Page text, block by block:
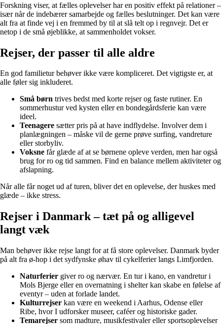
Forskning viser, at fælles oplevelser har en positiv effekt på relationer –
især når de indebærer samarbejde og fælles beslutninger. Det kan være
alt fra at finde vej i en fremmed by til at slå telt op i regnvejr. Det er
netop i de små øjeblikke, at sammenholdet vokser.
Rejser, der passer til alle aldre
En god familietur behøver ikke være kompliceret. Det vigtigste er, at
alle føler sig inkluderet.
Små børn trives bedst med korte rejser og faste rutiner. En
sommerhustur ved kysten eller en bondegårdsferie kan være
ideel.
Teenagere sætter pris på at have indflydelse. Involver dem i
planlægningen – måske vil de gerne prøve surfing, vandreture
eller storbyliv.
Voksne får glæde af at se børnene opleve verden, men har også
brug for ro og tid sammen. Find en balance mellem aktiviteter og
afslapning.
Når alle får noget ud af turen, bliver det en oplevelse, der huskes med
glæde – ikke stress.
Rejser i Danmark – tæt på og alligevel
langt væk
Man behøver ikke rejse langt for at få store oplevelser. Danmark byder
på alt fra ø-hop i det sydfynske øhav til cykelferier langs Limfjorden.
Naturferier giver ro og nærvær. En tur i kano, en vandretur i
Mols Bjerge eller en overnatning i shelter kan skabe en følelse af
eventyr – uden at forlade landet.
Kulturrejser kan være en weekend i Aarhus, Odense eller
Ribe, hvor I udforsker museer, caféer og historiske gader.
Temarejser som madture, musikfestivaler eller sportsoplevelser